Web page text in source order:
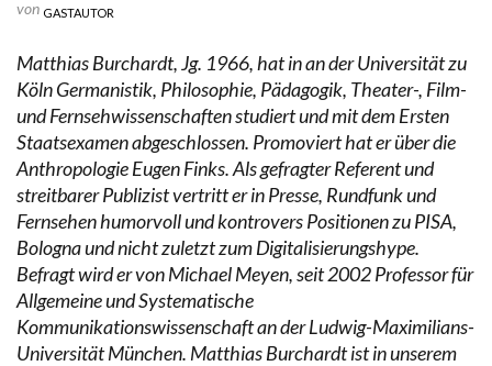
von GASTAUTOR
Matthias Burchardt, Jg. 1966, hat in an der Universität zu
Köln Germanistik, Philosophie, Pädagogik, Theater-, Film-
und Fernsehwissenschaften studiert und mit dem Ersten
Staatsexamen abgeschlossen. Promoviert hat er über die
Anthropologie Eugen Finks. Als gefragter Referent und
streitbarer Publizist vertritt er in Presse, Rundfunk und
Fernsehen humorvoll und kontrovers Positionen zu PISA,
Bologna und nicht zuletzt zum Digitalisierungshype.
Befragt wird er von Michael Meyen, seit 2002 Professor für
Allgemeine und Systematische
Kommunikationswissenschaft an der Ludwig-Maximilians-
Universität München. Matthias Burchardt ist in unserem